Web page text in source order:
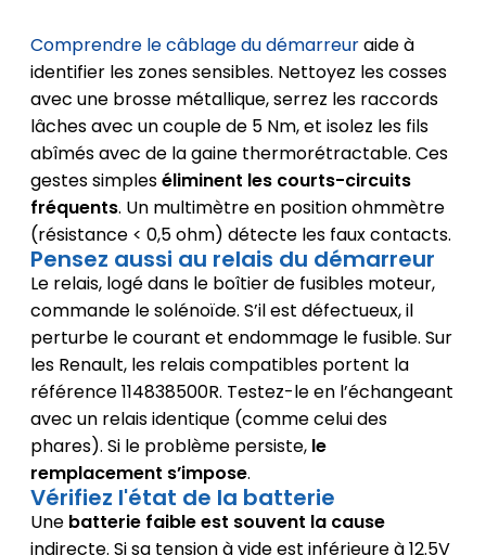
Comprendre le câblage du démarreuraide à
identifier les zones sensibles. Nettoyez les cosses
avec une brosse métallique, serrez les raccords
lâches avec un couple de 5 Nm, et isolez les fils
abîmés avec de la gaine thermorétractable. Ces
gestes simpleséliminent les courts-circuits
fréquents. Un multimètre en position ohmmètre
(résistance < 0,5 ohm) détecte les faux contacts.
Pensez aussi au relais du démarreur
Le relais, logé dans le boîtier de fusibles moteur,
commande le solénoïde. S’il est défectueux, il
perturbe le courant et endommage le fusible. Sur
les Renault, les relais compatibles portent la
référence 114838500R. Testez-le en l’échangeant
avec un relais identique (comme celui des
phares). Si le problème persiste, le
remplacement s’impose.
Vérifiez l'état de la batterie
Une batterie faible est souvent la cause
indirecte. Si sa tension à vide est inférieure à 12.5V